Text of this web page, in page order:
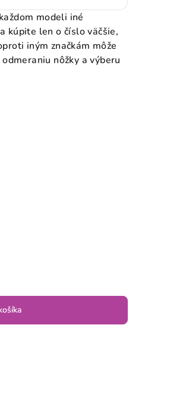
modeli iné
kúpite len o číslo väčšie,
iným značkám môže
nôžky a výberu